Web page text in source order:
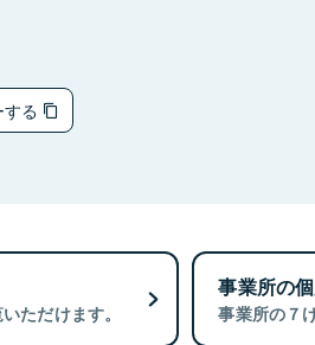
る
ただけます。
事業所の
事業所の７